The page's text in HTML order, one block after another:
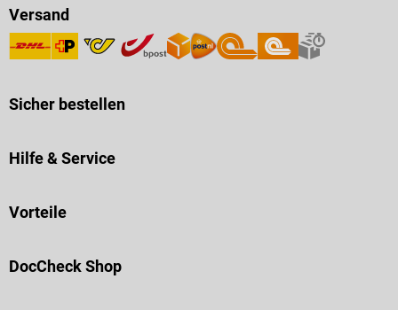
Versand
Sicher bestellen
Hilfe & Service
Vorteile
DocCheck Shop